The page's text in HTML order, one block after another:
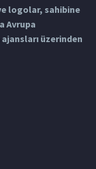
logolar, sahibine
Avrupa
üzerinden